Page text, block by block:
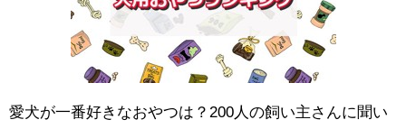
問い合わせ
閉じる
わんちゃんホンポTOPへ
愛犬が一番好きなおやつは？200人の飼い主さんに聞い